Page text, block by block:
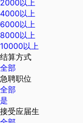
2000以上
4000以上
6000以上
8000以上
10000以上
结算方式
全部
急聘职位
全部
是
接受应届生